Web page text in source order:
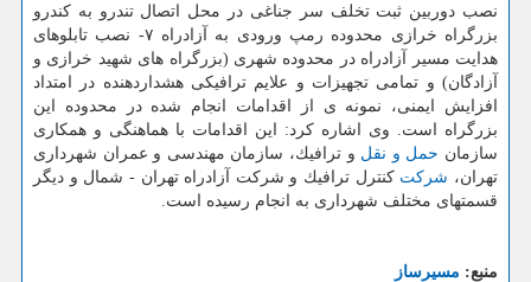
نصب دوربین ثبت تخلف سر جناغی در محل اتصال تندرو به كندرو
بزرگراه خرازی محدوده رمپ ورودی به آزادراه ۷- نصب تابلوهای
هدایت مسیر آزادراه در محدوده شهری (بزرگراه های شهید خرازی و
آزادگان) و تمامی تجهیزات و علایم ترافیكی هشداردهنده در امتداد
افزایش ایمنی، نمونه ی از اقدامات انجام شده در محدوده این
بزرگراه است. وی اشاره كرد: این اقدامات با هماهنگی و همكاری
سازمان حمل و نقل و ترافیك، سازمان مهندسی و عمران شهرداری
تهران، شركت كنترل ترافیك و شركت آزادراه تهران - شمال و دیگر
قسمتهای مختلف شهرداری به انجام رسیده است.
منبع: مسیرساز